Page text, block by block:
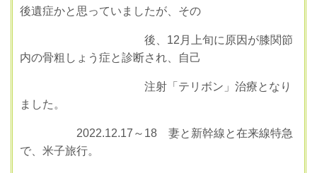
後遺症かと思っていましたが、その
後、12月上旬に原因が膝関節
内の骨粗しょう症と診断され、自己
注射「テリボン」治療となり
ました。
2022.12.17～18 妻と新幹線と在来線特急
で、米子旅行。